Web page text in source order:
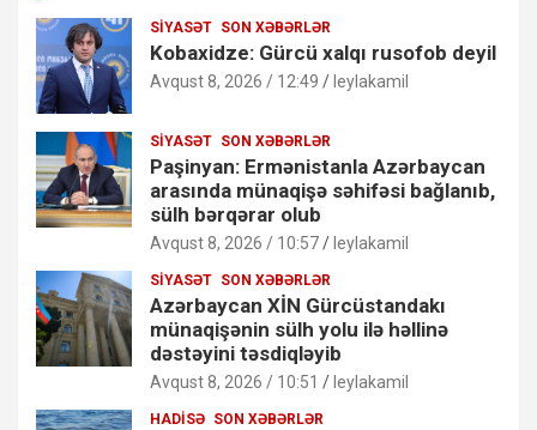
SIYASƏT SON XƏBƏRLƏR
Kobaxidze: Gürcü xalqı rusofob deyil
Avqust 8, 2026 / 12:49 leylakamil
SIYASƏT SON XƏBƏRLƏR
Paşinyan: Ermənistanla Azərbaycan
arasında münaqişə səhifəsi bağlanıb,
sülh bərqərar olub
Avqust 8, 2026 / 10:57 leylakamil
SIYASƏT SON XƏBƏRLƏR
Azərbaycan XİN Gürcüstandakı
münaqişənin sülh yolu ilə həllinə
dəstəyini təsdiqləyib
Avqust 8, 2026 / 10:51 leylakamil
HADISƏ SON XƏBƏRLƏR